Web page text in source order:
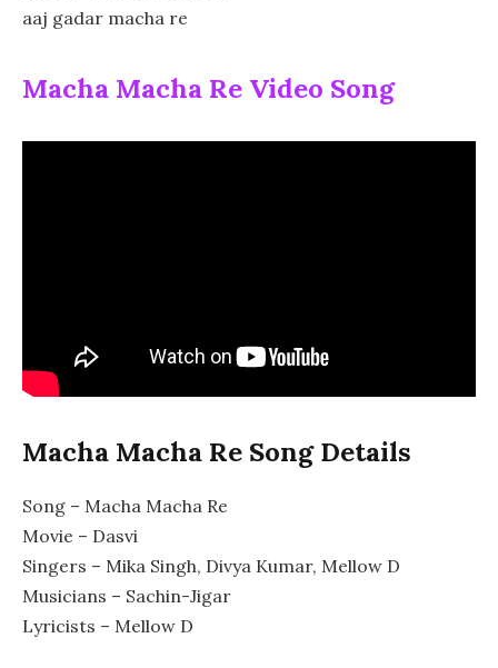
aaj gadar macha re
Macha Macha Re Video Song
Macha Macha Re Song Details
Song – Macha Macha Re
Movie – Dasvi
Singers – Mika Singh, Divya Kumar, Mellow D
Musicians – Sachin-Jigar
Lyricists – Mellow D